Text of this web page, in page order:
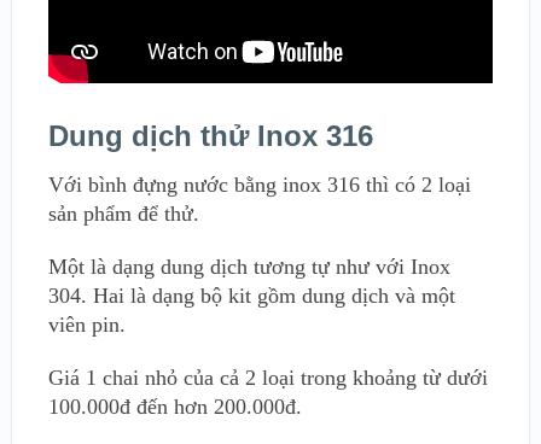
Dung dịch thử Inox 316
Với bình đựng nước bằng inox 316 thì có 2 loại
sản phẩm để thử.
Một là dạng dung dịch tương tự như với Inox
304. Hai là dạng bộ kit gồm dung dịch và một
viên pin.
Giá 1 chai nhỏ của cả 2 loại trong khoảng từ dưới
100.000đ đến hơn 200.000đ.